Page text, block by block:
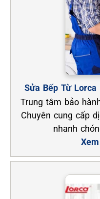
Sửa Bếp Từ Lorca
Trung tâm bảo
Chuyên cung cấp
nhanh